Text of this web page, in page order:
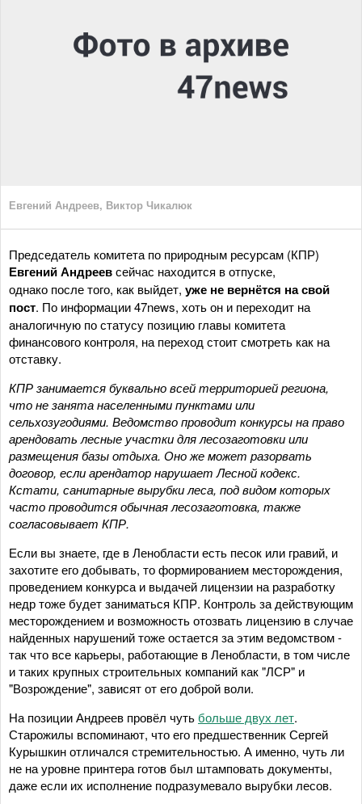
Евгений Андреев, Виктор Чикалюк
Председатель комитета по природным ресурсам (КПР)
Евгений Андреевсейчас находится в отпуске,
однако после того, как выйдет, уже не вернётся на свой
пост. По информации 47news, хоть он и переходит на
аналогичную по статусу позицию главы комитета
финансового контроля, на переход стоит смотреть как на
отставку.
КПР занимается буквально всей территорией региона,
что не занята населенными пунктами или
сельхозугодиями. Ведомство проводит конкурсы на право
арендовать лесные участки для лесозаготовки или
размещения базы отдыха. Оно же может разорвать
договор, если арендатор нарушает Лесной кодекс.
Кстати, санитарные вырубки леса, под видом которых
часто проводится обычная лесозаготовка, также
согласовывает КПР.
Если вы знаете, где в Ленобласти есть песок или гравий, и
захотите его добывать, то формированием месторождения,
проведением конкурса и выдачей лицензии на разработку
недр тоже будет заниматься КПР. Контроль за действующим
месторождением и возможность отозвать лицензию в случае
найденных нарушений тоже остается за этим ведомством -
так что все карьеры, работающие в Ленобласти, в том числе
и таких крупных строительных компаний как "ЛСР" и
"Возрождение", зависят от его доброй воли.
На позиции Андреев провёл чутьбольше двух лет.
Старожилы вспоминают, что его предшественник Сергей
Курышкин отличался стремительностью. А именно, чуть ли
не на уровне принтера готов был штамповать документы,
даже если их исполнение подразумевало вырубки лесов.